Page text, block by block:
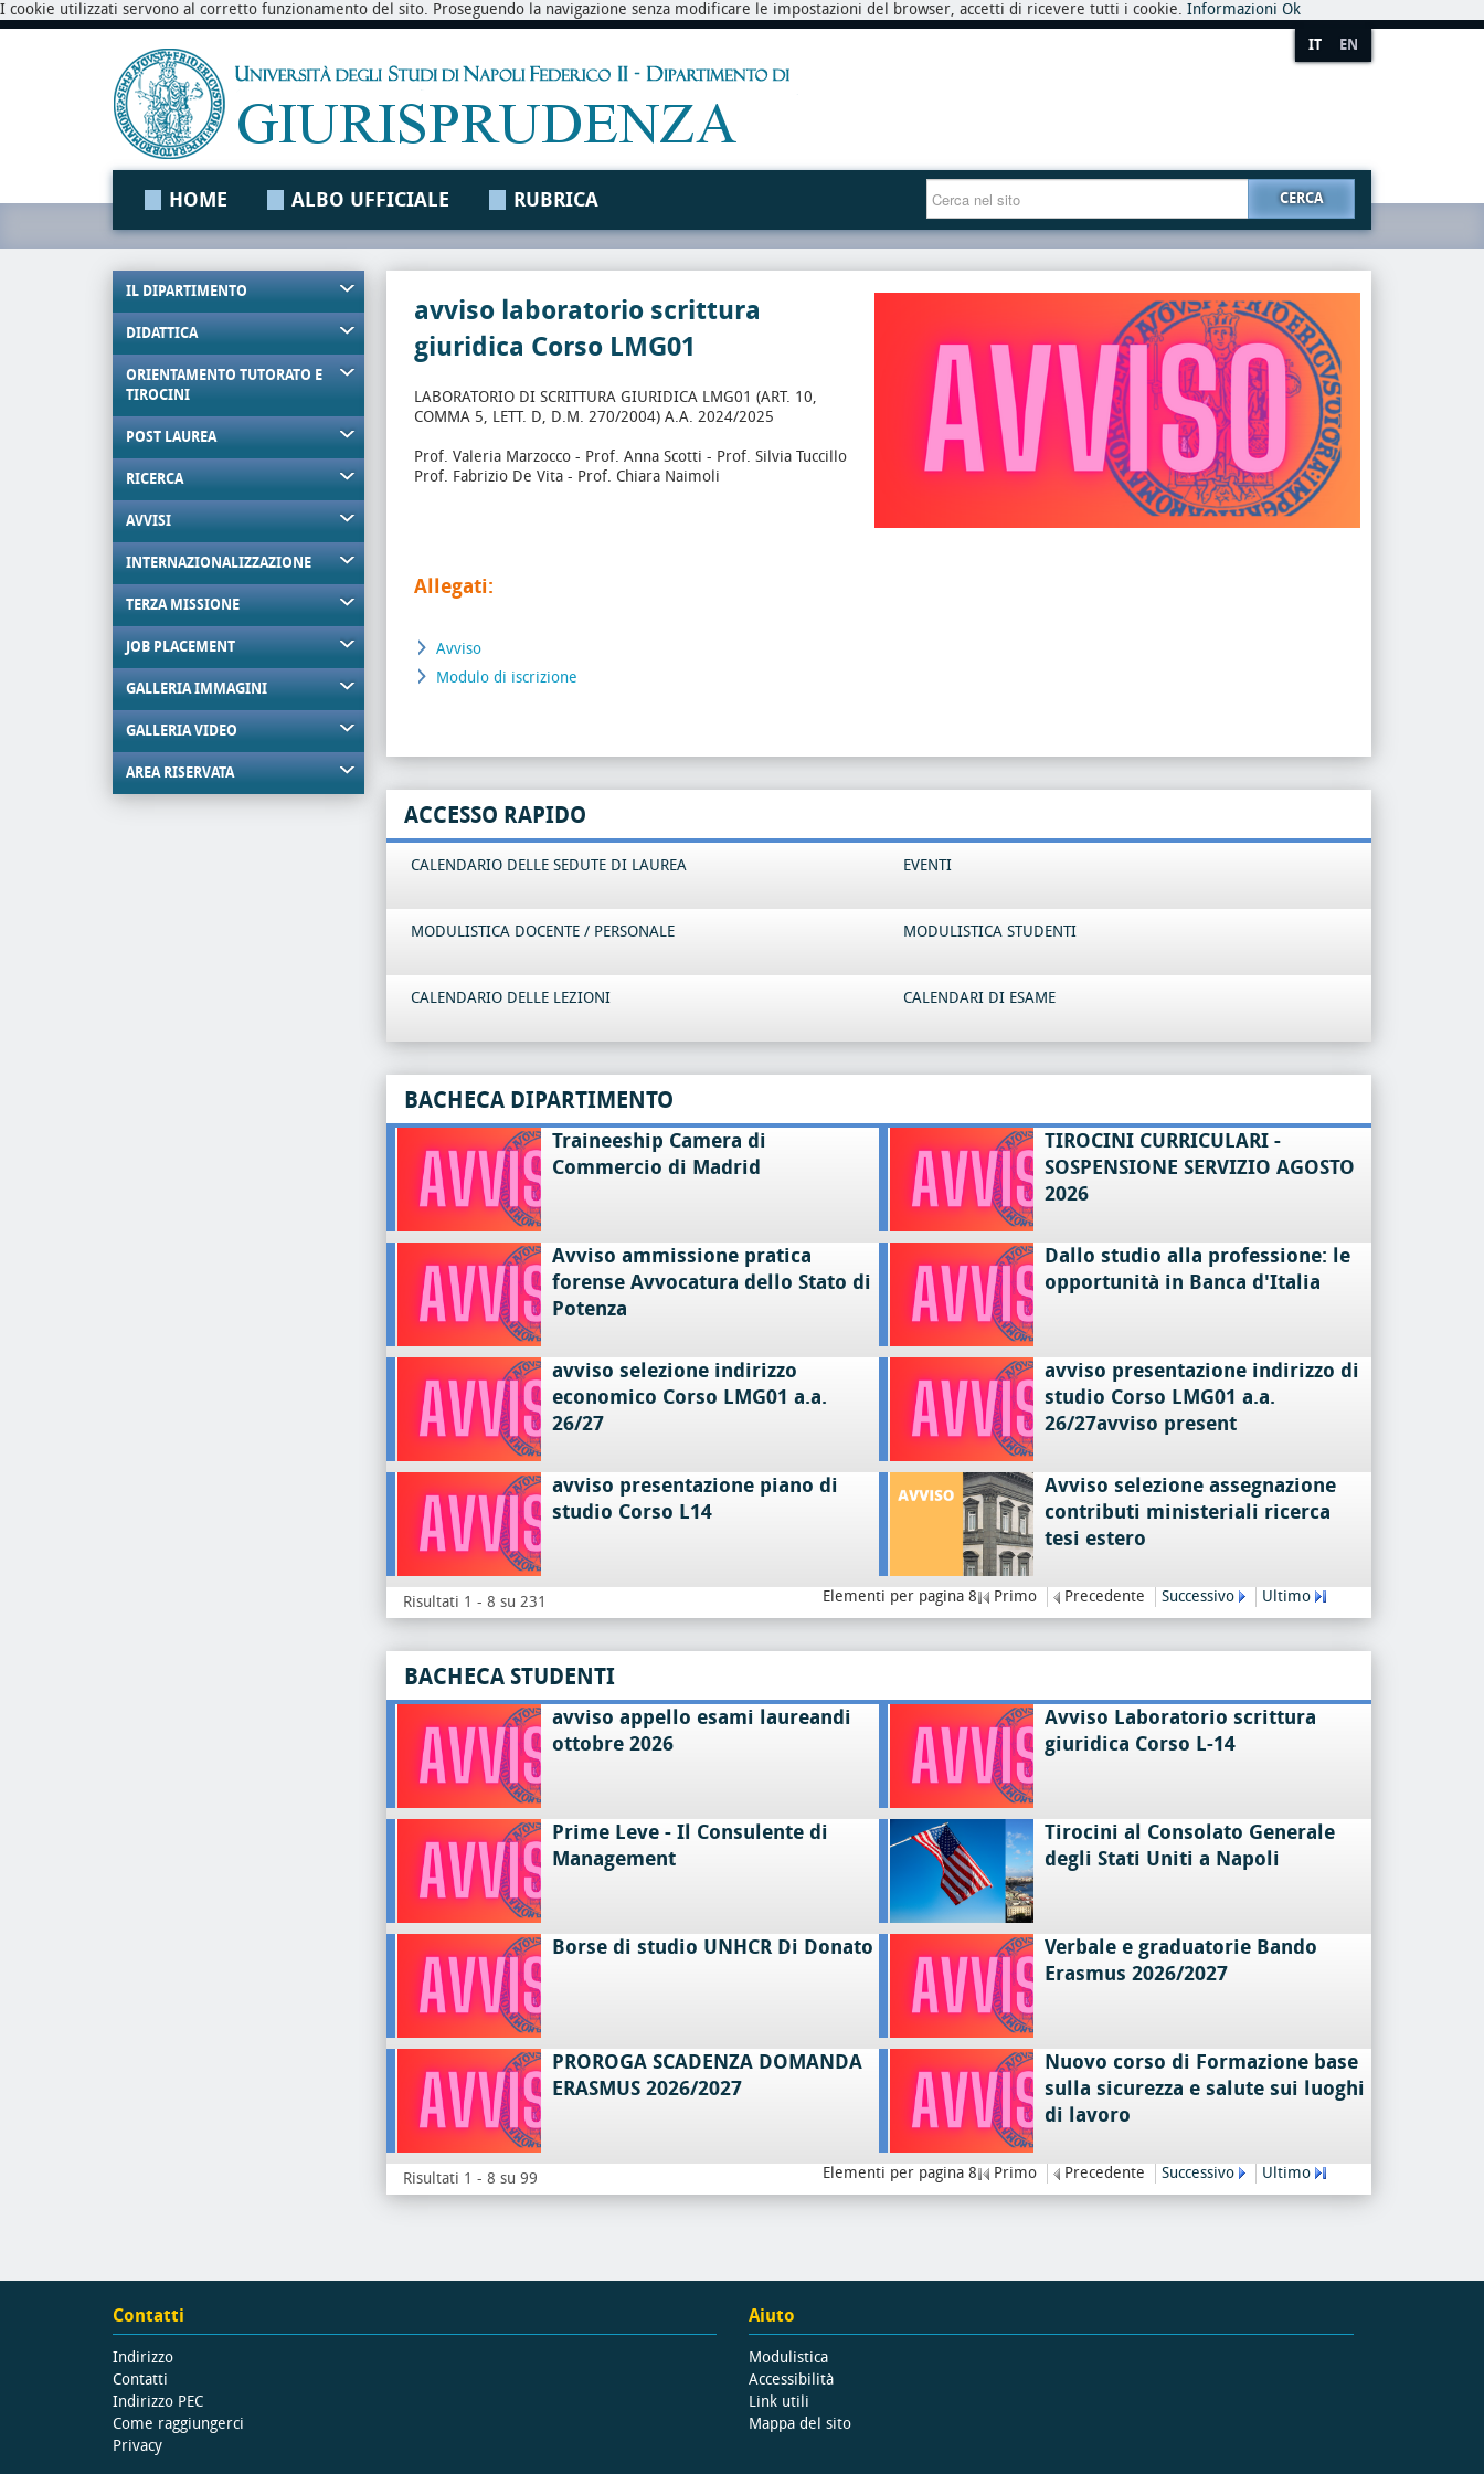
I cookie utilizzati servono al corretto funzionamento del sito. Proseguendo la navigazione senza modificare le impostazioni del browser, accetti di ricevere tutti i cookie. Informazioni Ok
IT EN
HOME ALBO UFFICIALE RUBRICA CERCA
IL DIPARTIMENTO
DIDATTICA
ORIENTAMENTO TUTORATO E
TIROCINI
POST LAUREA
RICERCA
AVVISI
INTERNAZIONALIZZAZIONE
TERZA MISSIONE
JOB PLACEMENT
GALLERIA IMMAGINI
GALLERIA VIDEO
AREA RISERVATA
avviso laboratorio scrittura
giuridica Corso LMG01
LABORATORIO DI SCRITTURA GIURIDICA LMG01 (ART. 10,
COMMA 5, LETT. D, D.M. 270/2004) A.A. 2024/2025
Prof. Valeria Marzocco - Prof. Anna Scotti - Prof. Silvia Tuccillo
Prof. Fabrizio De Vita - Prof. Chiara Naimoli
Allegati:
Avviso
Modulo di iscrizione
ACCESSO RAPIDO
CALENDARIO DELLE SEDUTE DI LAUREA EVENTI
MODULISTICA DOCENTE / PERSONALE MODULISTICA STUDENTI
CALENDARIO DELLE LEZIONI CALENDARI DI ESAME
BACHECA DIPARTIMENTO
Traineeship Camera di
Commercio di Madrid
TIROCINI CURRICULARI -
SOSPENSIONE SERVIZIO AGOSTO
2026
Avviso ammissione pratica
forense Avvocatura dello Stato di
Potenza
Dallo studio alla professione: le
opportunità in Banca d'Italia
avviso selezione indirizzo
economico Corso LMG01 a.a.
26/27
avviso presentazione indirizzo di
studio Corso LMG01 a.a.
26/27avviso present
avviso presentazione piano di
studio Corso L14
Avviso selezione assegnazione
contributi ministeriali ricerca
tesi estero
Risultati 1 - 8 su 231 Elementi per pagina 8 Primo Precedente Successivo Ultimo
BACHECA STUDENTI
avviso appello esami laureandi
ottobre 2026
Avviso Laboratorio scrittura
giuridica Corso L-14
Prime Leve - Il Consulente di
Management
Tirocini al Consolato Generale
degli Stati Uniti a Napoli
Borse di studio UNHCR Di Donato
Verbale e graduatorie Bando
Erasmus 2026/2027
PROROGA SCADENZA DOMANDA
ERASMUS 2026/2027
Nuovo corso di Formazione base
sulla sicurezza e salute sui luoghi
di lavoro
Risultati 1 - 8 su 99 Elementi per pagina 8 Primo Precedente Successivo Ultimo
Contatti
Indirizzo
Contatti
Indirizzo PEC
Come raggiungerci
Privacy
Aiuto
Modulistica
Accessibilità
Link utili
Mappa del sito